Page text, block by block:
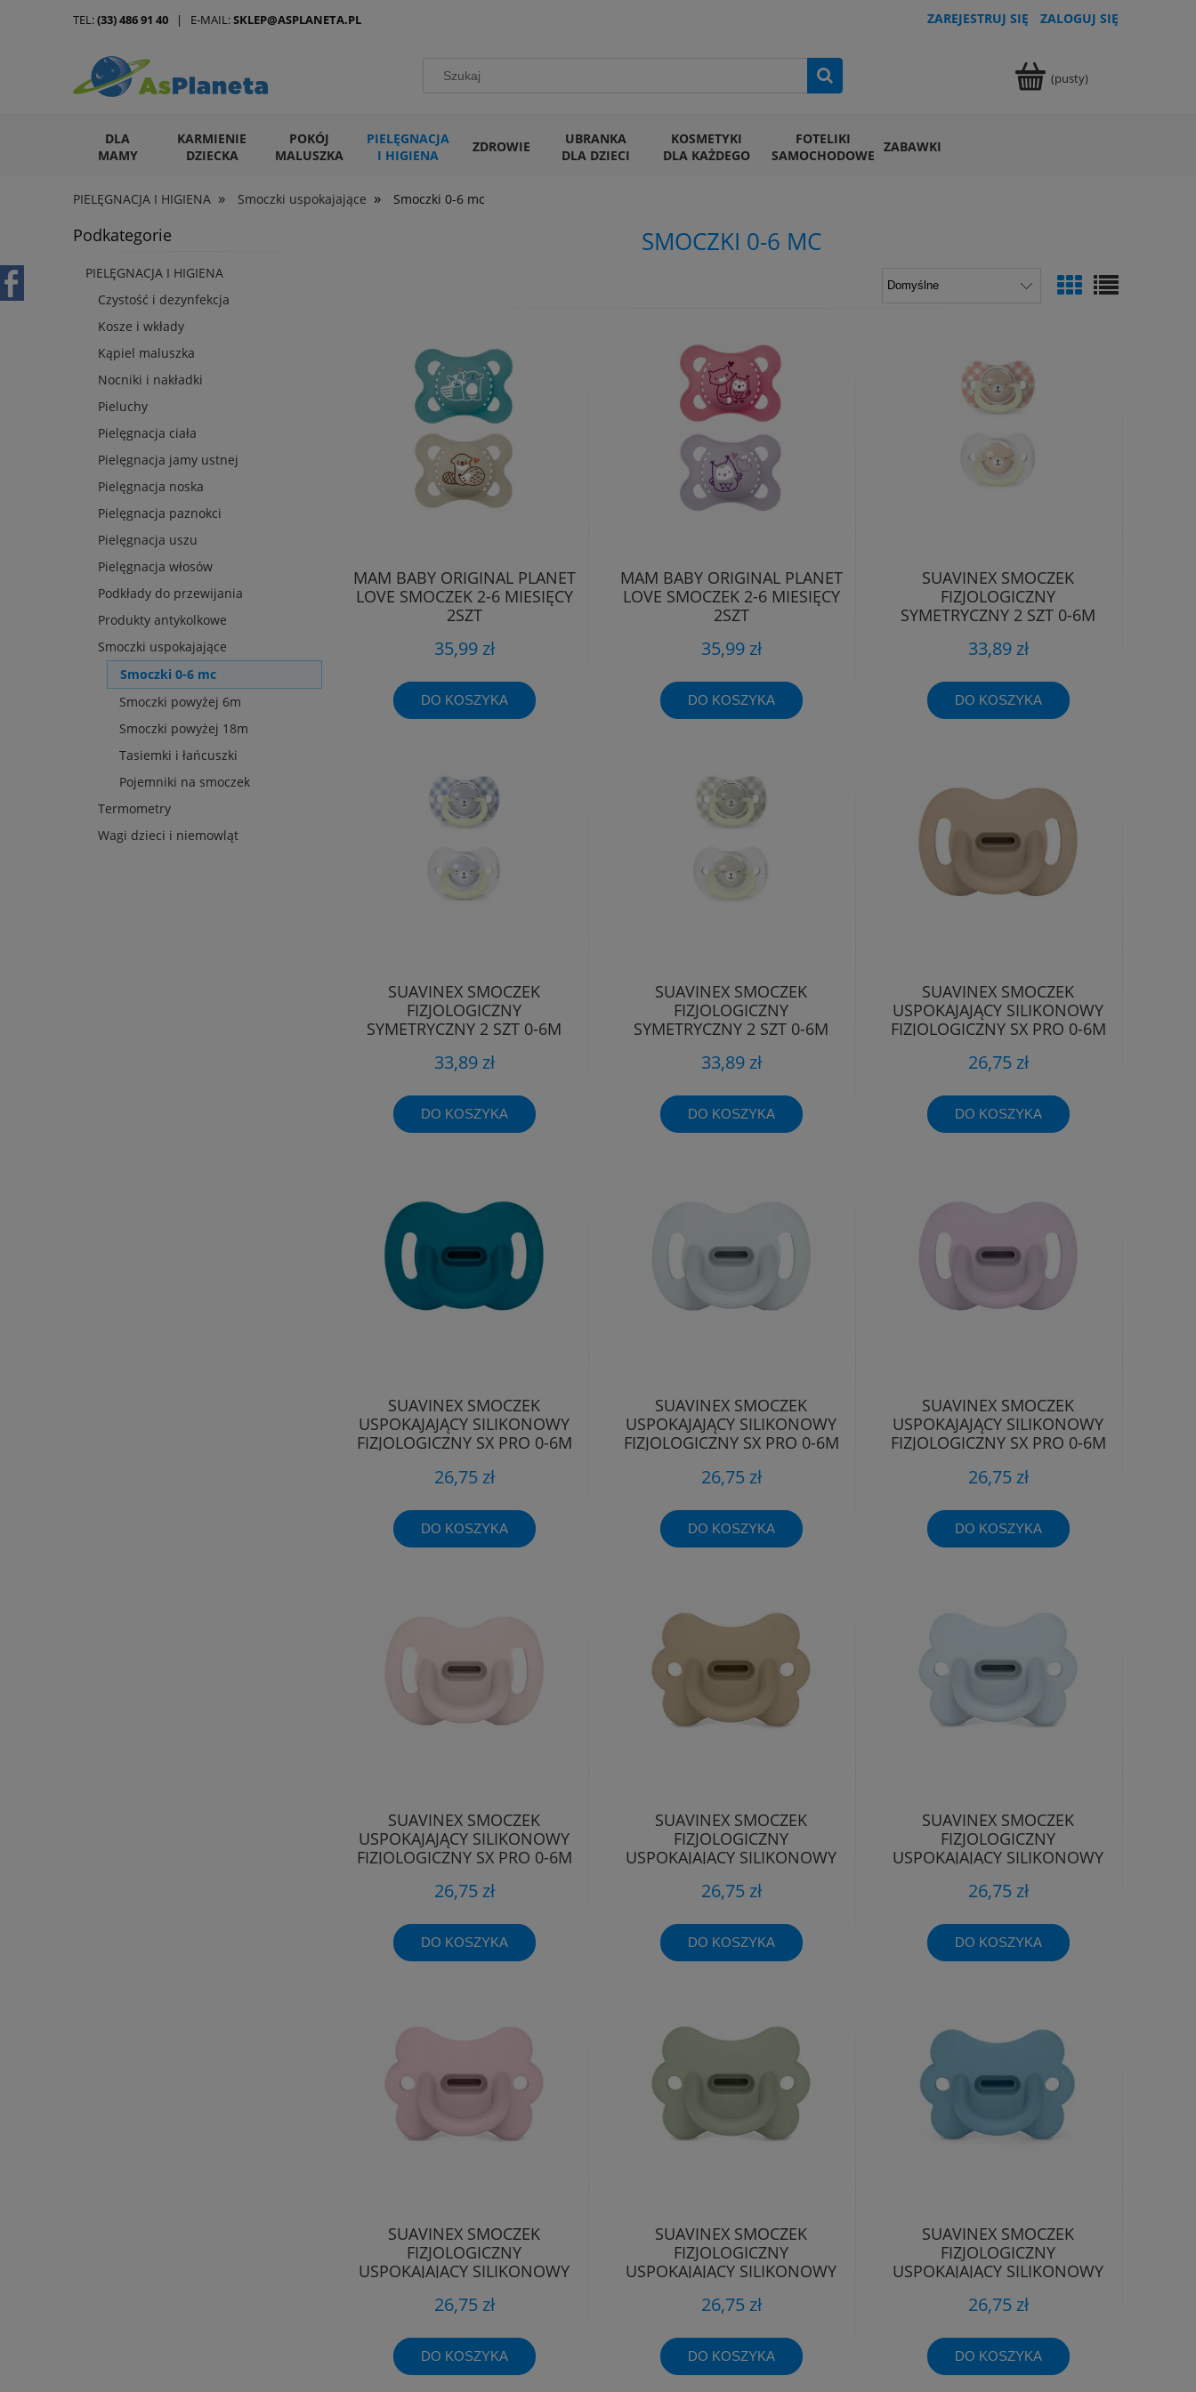
ZAREJESTRUJ SIĘ ZALOGUJ SIĘ
(pusty)
DLA
MAMY
KARMIENIE
DZIECKA
POKÓJ
MALUSZKA
PIELĘGNACJA
I HIGIENA
ZDROWIE
UBRANKA
DLA DZIECI
KOSMETYKI
DLA KAŻDEGO
FOTELIKI
SAMOCHODOWE ZABAWKI
ARTYKUŁY DLA ZWIERZĄT
PIELĘGNACJA I HIGIENA » Smoczki uspokajające » Smoczki 0-6 mc
TEL:(33) 486 91 40 | E-MAIL:SKLEP@ASPLANETA.PL
Podkategorie
PIELĘGNACJA I HIGIENA
Czystość i dezynfekcja
Kosze i wkłady
Kąpiel maluszka
Nocniki i nakładki
Pieluchy
Pielęgnacja ciała
Pielęgnacja jamy ustnej
Pielęgnacja noska
Pielęgnacja paznokci
Pielęgnacja uszu
Pielęgnacja włosów
Podkłady do przewijania
Produkty antykolkowe
Smoczki uspokajające
Smoczki 0-6 mc
Smoczki powyżej 6m
Smoczki powyżej 18m
Tasiemki i łańcuszki
Pojemniki na smoczek
Termometry
Wagi dzieci i niemowląt
SMOCZKI 0-6 MC
MAM BABY ORIGINAL PLANET
LOVE SMOCZEK 2-6 MIESIĘCY
2SZT
35,99 zł
DO KOSZYKA
MAM BABY ORIGINAL PLANET
LOVE SMOCZEK 2-6 MIESIĘCY
2SZT
35,99 zł
DO KOSZYKA
SUAVINEX SMOCZEK
FIZJOLOGICZNY
SYMETRYCZNY 2 SZT 0-6M
33,89 zł
DO KOSZYKA
SUAVINEX SMOCZEK
FIZJOLOGICZNY
SYMETRYCZNY 2 SZT 0-6M
33,89 zł
DO KOSZYKA
SUAVINEX SMOCZEK
FIZJOLOGICZNY
SYMETRYCZNY 2 SZT 0-6M
33,89 zł
DO KOSZYKA
SUAVINEX SMOCZEK
USPOKAJAJĄCY SILIKONOWY
FIZJOLOGICZNY SX PRO 0-6M
26,75 zł
DO KOSZYKA
SUAVINEX SMOCZEK
USPOKAJAJĄCY SILIKONOWY
FIZJOLOGICZNY SX PRO 0-6M
26,75 zł
DO KOSZYKA
SUAVINEX SMOCZEK
USPOKAJAJĄCY SILIKONOWY
FIZJOLOGICZNY SX PRO 0-6M
26,75 zł
DO KOSZYKA
SUAVINEX SMOCZEK
USPOKAJAJĄCY SILIKONOWY
FIZJOLOGICZNY SX PRO 0-6M
26,75 zł
DO KOSZYKA
SUAVINEX SMOCZEK
USPOKAJAJĄCY SILIKONOWY
FIZJOLOGICZNY SX PRO 0-6M
26,75 zł
DO KOSZYKA
SUAVINEX SMOCZEK
FIZJOLOGICZNY
USPOKAJAJĄCY SILIKONOWY
26,75 zł
DO KOSZYKA
SUAVINEX SMOCZEK
FIZJOLOGICZNY
USPOKAJAJĄCY SILIKONOWY
26,75 zł
DO KOSZYKA
SUAVINEX SMOCZEK
FIZJOLOGICZNY
USPOKAJAJĄCY SILIKONOWY
26,75 zł
DO KOSZYKA
SUAVINEX SMOCZEK
FIZJOLOGICZNY
USPOKAJAJĄCY SILIKONOWY
26,75 zł
DO KOSZYKA
SUAVINEX SMOCZEK
FIZJOLOGICZNY
USPOKAJAJĄCY SILIKONOWY
26,75 zł
DO KOSZYKA